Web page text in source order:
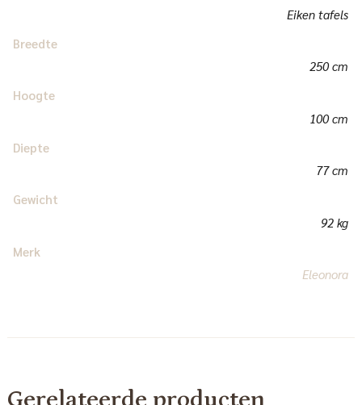
Eiken tafels
Breedte
250 cm
Hoogte
100 cm
Diepte
77 cm
Gewicht
92 kg
Merk
Eleonora